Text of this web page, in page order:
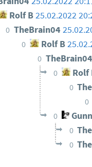
Rolf B25.02.2022
0 TheBrain04
0 Rolf B
0 TheBrain04
0 Rolf
0
0
0
0
0